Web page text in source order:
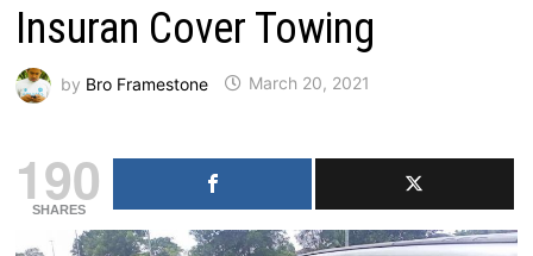
Insuran Cover Towing
by Bro Framestone March 20, 2021
190
SHARES